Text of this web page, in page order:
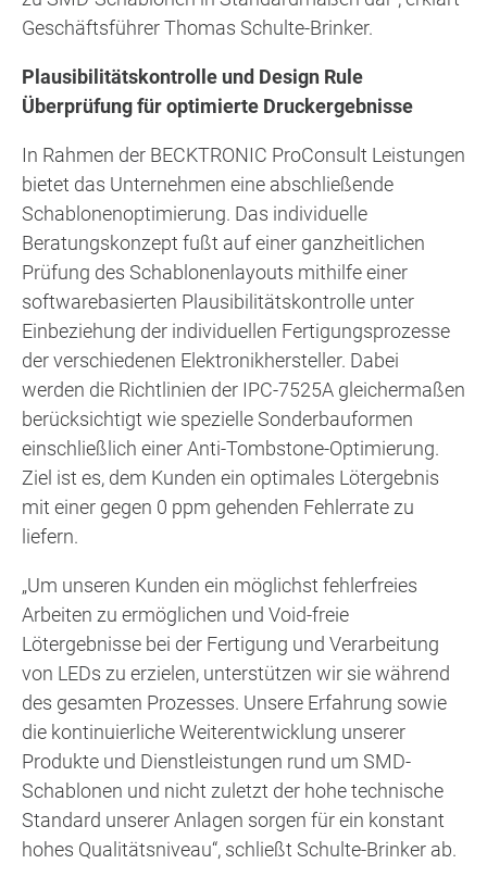
Geschäftsführer Thomas Schulte-Brinker.
Plausibilitätskontrolle und Design Rule
Überprüfung für optimierte Druckergebnisse
In Rahmen der BECKTRONIC ProConsult Leistungen
bietet das Unternehmen eine abschließende
Schablonenoptimierung. Das individuelle
Beratungskonzept fußt auf einer ganzheitlichen
Prüfung des Schablonenlayouts mithilfe einer
softwarebasierten Plausibilitätskontrolle unter
Einbeziehung der individuellen Fertigungsprozesse
der verschiedenen Elektronikhersteller. Dabei
werden die Richtlinien der IPC-7525A gleichermaßen
berücksichtigt wie spezielle Sonderbauformen
einschließlich einer Anti-Tombstone-Optimierung.
Ziel ist es, dem Kunden ein optimales Lötergebnis
mit einer gegen 0 ppm gehenden Fehlerrate zu
liefern.
„Um unseren Kunden ein möglichst fehlerfreies
Arbeiten zu ermöglichen und Void-freie
Lötergebnisse bei der Fertigung und Verarbeitung
von LEDs zu erzielen, unterstützen wir sie während
des gesamten Prozesses. Unsere Erfahrung sowie
die kontinuierliche Weiterentwicklung unserer
Produkte und Dienstleistungen rund um SMD-
Schablonen und nicht zuletzt der hohe technische
Standard unserer Anlagen sorgen für ein konstant
hohes Qualitätsniveau“, schließt Schulte-Brinker ab.